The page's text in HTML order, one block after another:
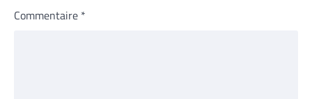
Commentaire *